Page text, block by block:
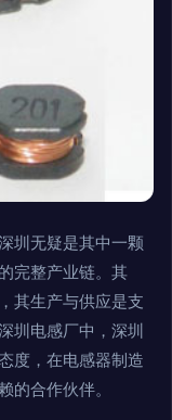
圳无疑是其中一颗
完整产业链。其
其生产与供应是支
圳电感厂中，深圳
度，在电感器制造
的合作伙伴。